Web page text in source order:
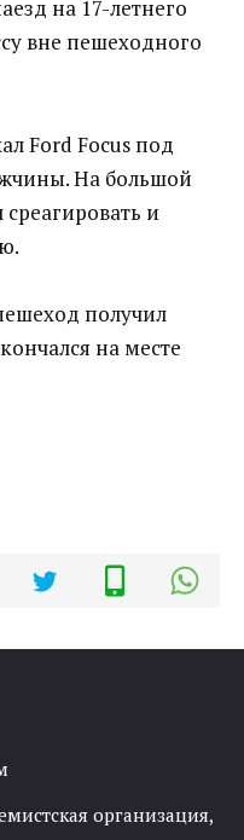
на 17-летнего
вне пешеходного
Ford Focus под
На большой
и
получил
на месте
организация,